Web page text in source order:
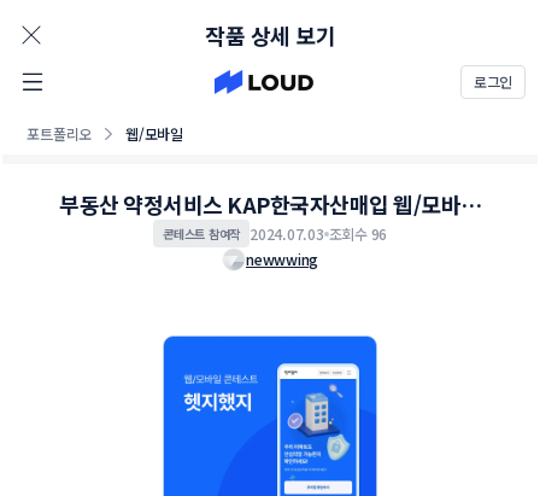
로그인
포트폴리오 웹/모바일
작품 상세 보기
부동산 약정서비스 KAP한국자산매입 웹/모바일
콘테스트
콘테스트 참여작 2024.07.03 조회수 96
newwwing